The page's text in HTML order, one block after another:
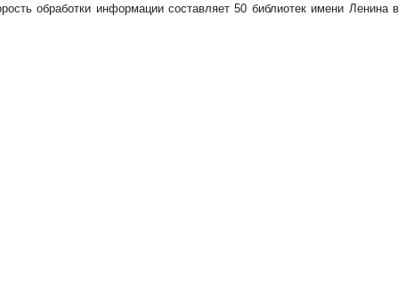
обработки информации составляет 50 библиотек имени Ленина в